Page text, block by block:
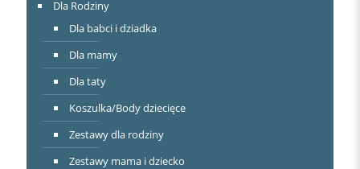
Dla Rodziny
Dla babci i dziadka
Dla mamy
Dla taty
Koszulka/Body dziecięce
Zestawy dla rodziny
Zestawy mama i dziecko